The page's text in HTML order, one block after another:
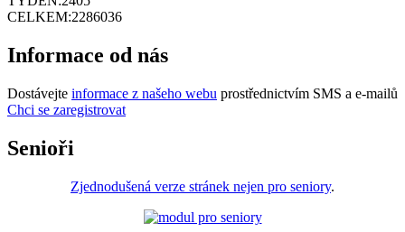
CELKEM:2286036
Informace od nás
Dostávejte informace z našeho webu prostřednictvím SMS a e-mailů
Chci se zaregistrovat
Senioři
Zjednodušená verze stránek nejen pro seniory.